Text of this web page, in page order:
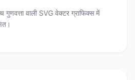
वाली SVG वेक्टर ग्राफिक्स में